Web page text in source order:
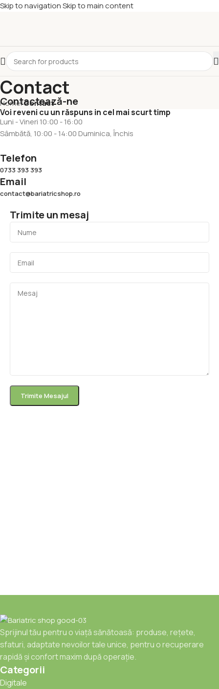
Skip to navigationSkip to main content
Contact
Home/Contact
Contactează-ne
Voi reveni cu un răspuns in cel mai scurt timp
Luni - Vineri 10:00 - 16:00
Sâmbătă, 10:00 - 14:00 Duminica, Închis
Telefon
0733 393 393
Email
contact@bariatricshop.ro
Trimite un mesaj
Sprijinul tău pentru o viață sănătoasă: produse, rețete,
sfaturi, adaptate nevoilor tale unice, pentru o recuperare
rapidă și confort maxim după operație.
Categorii
Digitale